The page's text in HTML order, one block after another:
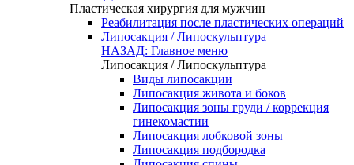
Пластическая хирургия для мужчин
Реабилитация после пластических операций
Липосакция / Липоскульптура
НАЗАД: Главное меню
Липосакция / Липоскульптура
Виды липосакции
Липосакция живота и боков
Липосакция зоны груди / коррекция
гинекомастии
Липосакция лобковой зоны
Липосакция подбородка